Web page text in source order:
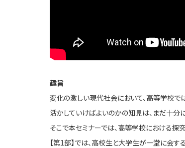
趣旨
変化の激しい現代社会において、高等学校で
活かしていけばよいのかの知見は、まだ十分
そこで本セミナーでは、高等学校における探
【第1部】では、高校生と大学生が一堂に会